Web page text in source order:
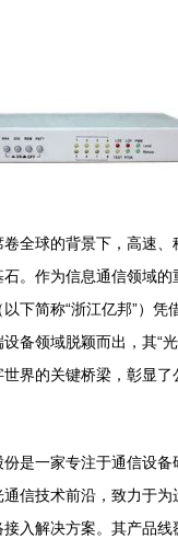
全球的背景下，高速
。作为信息通信领域
下简称“浙江亿邦”）凭
备领域脱颖而出，其“
界的关键桥梁，彰显
是一家专注于通信设
信技术前沿，致力于为
入解决方案。其产品线